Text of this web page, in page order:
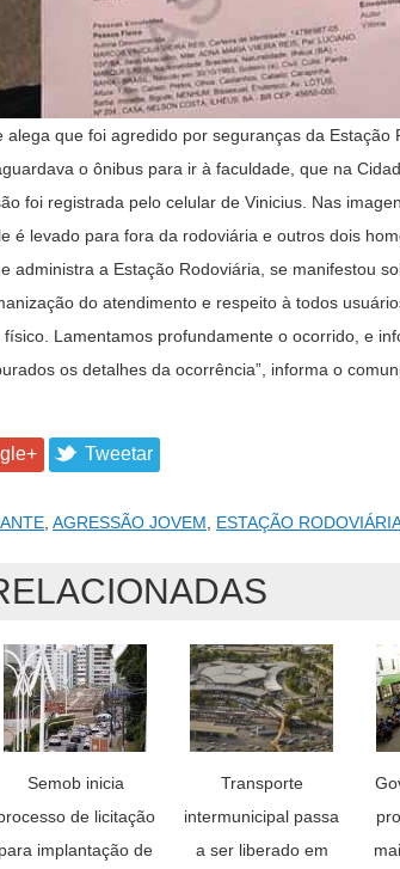
alega que foi agredido por seguranças da
o ônibus para ir à faculdade, que na
foi registrada pelo celular de Vinicius. Nas
é levado para fora da rodoviária e outros dois
administra a Estação Rodoviária, se manifestou
do atendimento e respeito à todos
Lamentamos profundamente o ocorrido, e
os detalhes da ocorrência”, informa o
Tweetar
AGRESSÃO JOVEM ESTAÇÃO
Semob inicia
de licitação
para implantação de
Transporte
intermunicipal passa
a ser liberado em